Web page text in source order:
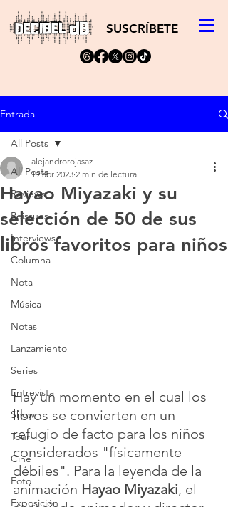
SUSCRÍBETE
Entrada
All Posts
Reviews
Reissues
Interviews
Columna
Nota
Música
Notas
Lanzamiento
Series
Entrevista
Show
Tour
Cine
Foto
Exposición
All Posts
Hayao Miyazaki y su
selección de 50 de sus
libros favoritos para niños
alejandrorojasaz
19 abr 2023 2 min de lectura
Hay un momento en el cual los
libros se convierten en un
refugio de facto para los niños
considerados "físicamente
débiles". Para la leyenda de la
animación Hayao Miyazaki, el